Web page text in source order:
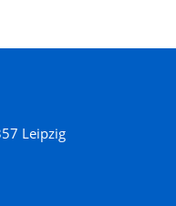
Leipzig